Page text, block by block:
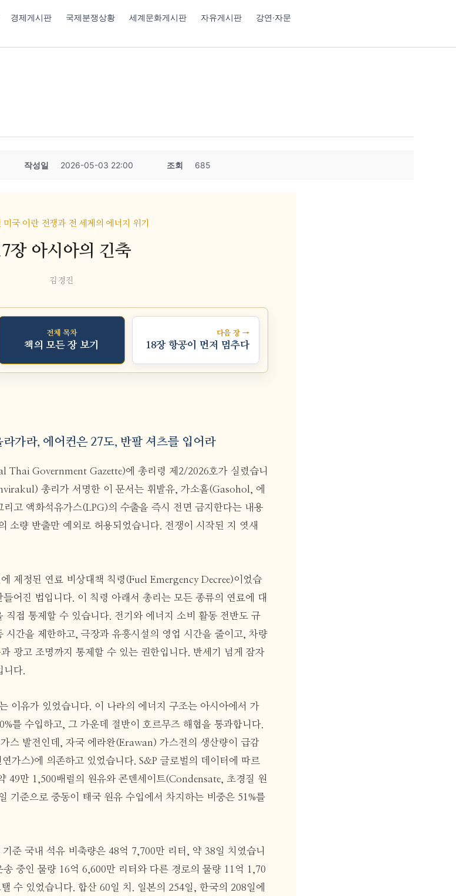
경제게시판 국제분쟁상황 세계문화게시판 자유게시판
강연·자문
작성일 2026-05-03 22:00 조회 685
미국 이란 전쟁과 전 세계의 에너지 위기
장 아시아의 긴축
김경진
전체 목차
책의 모든 장 보기
다음 장 →
18장 항공이 먼저 멈추다
가라, 에어컨은 27도, 반팔 셔츠를 입어라
Thai Government Gazette)에 총리령 제2/2026호가 실렸습니
총리가 서명한 이 문서는 휘발유, 가소홀(Gasohol, 에
고 액화석유가스(LPG)의 수출을 즉시 전면 금지한다는 내용
소량 반출만 예외로 허용되었습니다. 전쟁이 시작된 지 엿새
제정된 연료 비상대책 칙령(Fuel Emergency Decree)이었습
어진 법입니다. 이 칙령 아래서 총리는 모든 종류의 연료에 대
직접 통제할 수 있습니다. 전기와 에너지 소비 활동 전반도 규
시간을 제한하고, 극장과 유흥시설의 영업 시간을 줄이고, 차량
광고 조명까지 통제할 수 있는 권한입니다. 반세기 넘게 잠자
다.
이유가 있었습니다. 이 나라의 에너지 구조는 아시아에서 가
를 수입하고, 그 가운데 절반이 호르무즈 해협을 통과합니다.
스 발전인데, 자국 에라완(Erawan) 가스전의 생산량이 급감
가스)에 의존하고 있었습니다. S&P 글로벌의 데이터에 따르
49만 1,500배럴의 원유와 콘덴세이트(Condensate, 초경질 원
기준으로 중동이 태국 원유 수입에서 차지하는 비중은 51%를
준 국내 석유 비축량은 48억 7,700만 리터, 약 38일 치였습니
중인 물량 16억 6,600만 리터와 다른 경로의 물량 11억 1,70
수 있었습니다. 합산 60일 치. 일본의 254일, 한국의 208일에